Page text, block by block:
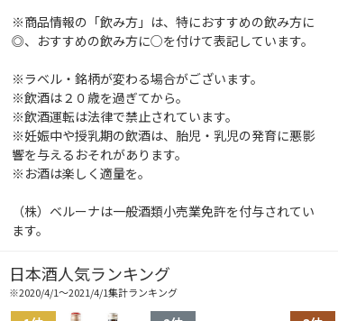
※商品情報の「飲み方」は、特におすすめの飲み方に
◎、おすすめの飲み方に○を付けて表記しています。
※ラベル・銘柄が変わる場合がございます。
※飲酒は２０歳を過ぎてから。
※飲酒運転は法律で禁止されています。
※妊娠中や授乳期の飲酒は、胎児・乳児の発育に悪影
響を与えるおそれがあります。
※お酒は楽しく適量を。
（株）ベルーナは一般酒類小売業免許を付与されてい
ます。
日本酒人気ランキング
※2020/4/1～2021/4/1集計ランキング